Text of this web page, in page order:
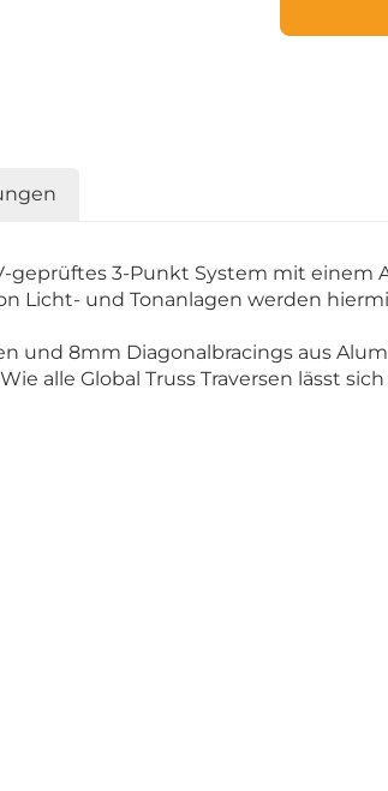
geprüftes 3-Punkt System mit
Licht- und Tonanlagen werden
und 8mm Diagonalbracings aus
alle Global Truss Traversen lässt